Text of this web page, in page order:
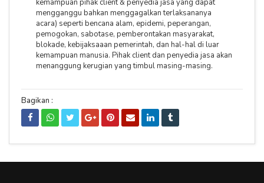
kemampuan pihak client & penyedia jasa yang dapat
mengganggu bahkan menggagalkan terlaksananya
acara) seperti bencana alam, epidemi, peperangan,
pemogokan, sabotase, pemberontakan masyarakat,
blokade, kebijaksaaan pemerintah, dan hal-hal di luar
kemampuan manusia. Pihak client dan penyedia jasa akan
menanggung kerugian yang timbul masing-masing.
Bagikan :